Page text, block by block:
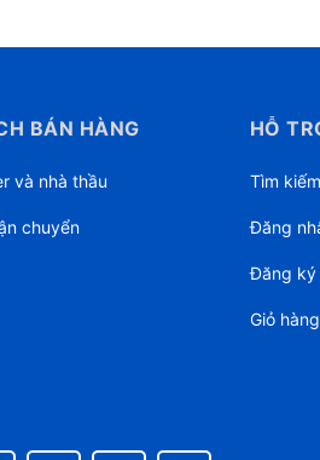
BÁN HÀNG
và nhà thầu
chuyển
HỖ
Tìm kiếm
Đăng
Đăng ký
Giỏ hàng